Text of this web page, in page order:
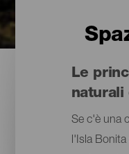
Le
naturali
Se c'è una
l'Isla Bonita